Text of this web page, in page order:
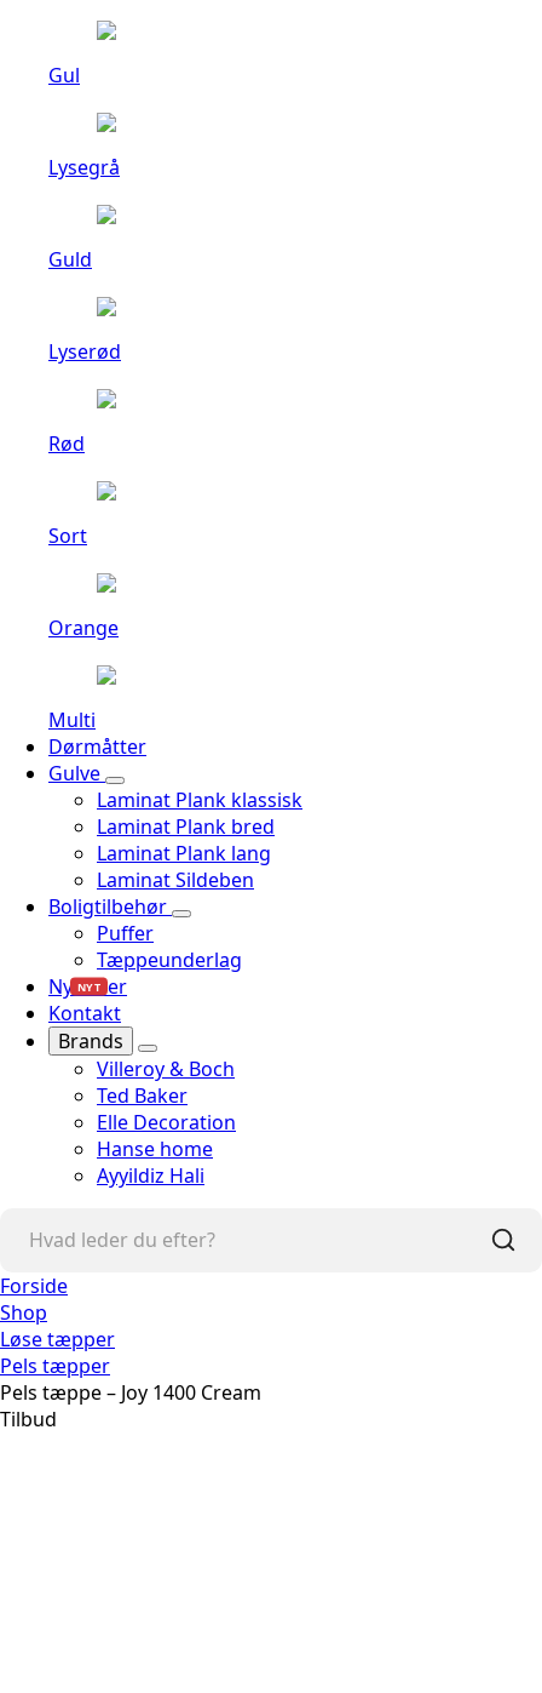
Gul
Lysegrå
Guld
Lyserød
Rød
Sort
Orange
Multi
Dørmåtter
Gulve
Laminat Plank klassisk
Laminat Plank bred
Laminat Plank lang
Laminat Sildeben
Boligtilbehør
Puffer
Tæppeunderlag
Nyheder
NYT
Kontakt
Brands
Villeroy & Boch
Ted Baker
Elle Decoration
Hanse home
Ayyildiz Hali
Forside
Shop
Løse tæpper
Pels tæpper
Pels tæppe – Joy 1400 Cream
Tilbud